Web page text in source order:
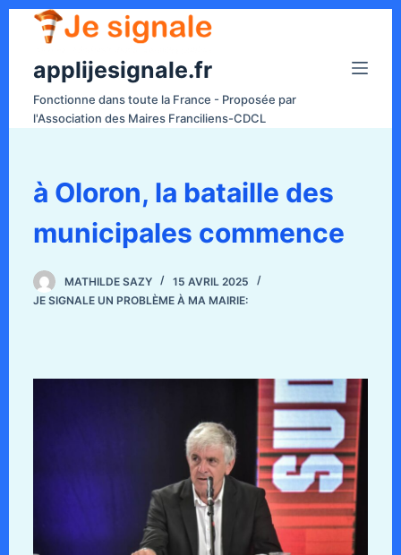
applijesignale.fr
Fonctionne dans toute la France - Proposée par
l'Association des Maires Franciliens-CDCL
à Oloron, la bataille des
municipales commence
MATHILDE SAZY
15 AVRIL 2025
JE SIGNALE UN PROBLÈME À MA MAIRIE: